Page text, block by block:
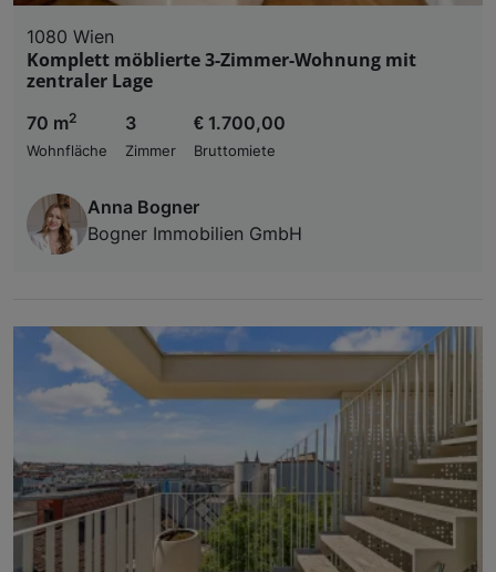
1080 Wien
Komplett möblierte 3-Zimmer-Wohnung mit
zentraler Lage
70 m2
Wohnfläche
3
Zimmer
€ 1.700,00
Bruttomiete
Anna Bogner
Bogner Immobilien GmbH